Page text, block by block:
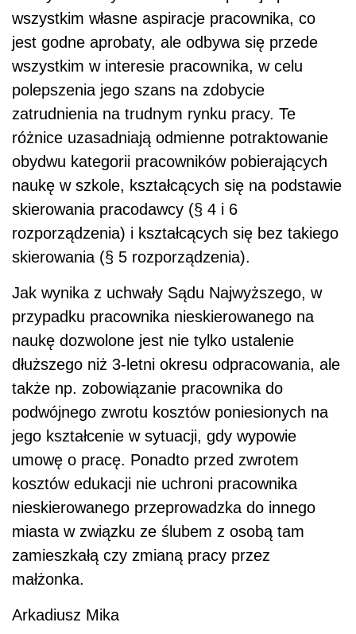
wszystkim własne aspiracje pracownika, co
jest godne aprobaty, ale odbywa się przede
wszystkim w interesie pracownika, w celu
polepszenia jego szans na zdobycie
zatrudnienia na trudnym rynku pracy. Te
różnice uzasadniają odmienne potraktowanie
obydwu kategorii pracowników pobierających
naukę w szkole, kształcących się na podstawie
skierowania pracodawcy (§ 4 i 6
rozporządzenia) i kształcących się bez takiego
skierowania (§ 5 rozporządzenia).
Jak wynika z uchwały Sądu Najwyższego, w
przypadku pracownika nieskierowanego na
naukę dozwolone jest nie tylko ustalenie
dłuższego niż 3-letni okresu odpracowania, ale
także np. zobowiązanie pracownika do
podwójnego zwrotu kosztów poniesionych na
jego kształcenie w sytuacji, gdy wypowie
umowę o pracę. Ponadto przed zwrotem
kosztów edukacji nie uchroni pracownika
nieskierowanego przeprowadzka do innego
miasta w związku ze ślubem z osobą tam
zamieszkałą czy zmianą pracy przez
małżonka.
Arkadiusz Mika